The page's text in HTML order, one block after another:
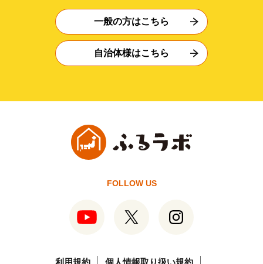
一般の方はこちら
自治体様はこちら
FOLLOW US
利用規約 個人情報取り扱い規約